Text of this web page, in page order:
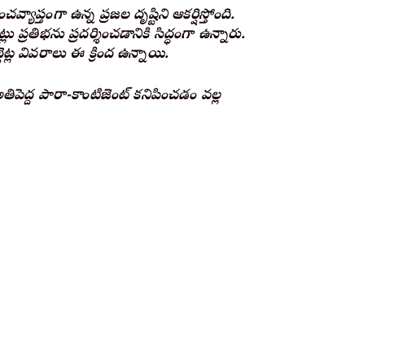
ఉన్న ప్రజల దృష్టిని ఆకర్షిస్తోంది.
ప్రదర్శించడానికి సిద్ధంగా ఉన్నారు.
వివరాలు ఈ క్రింద ఉన్నాయి.
పారా-కాంటిజెంట్ కనిపించడం వల్ల